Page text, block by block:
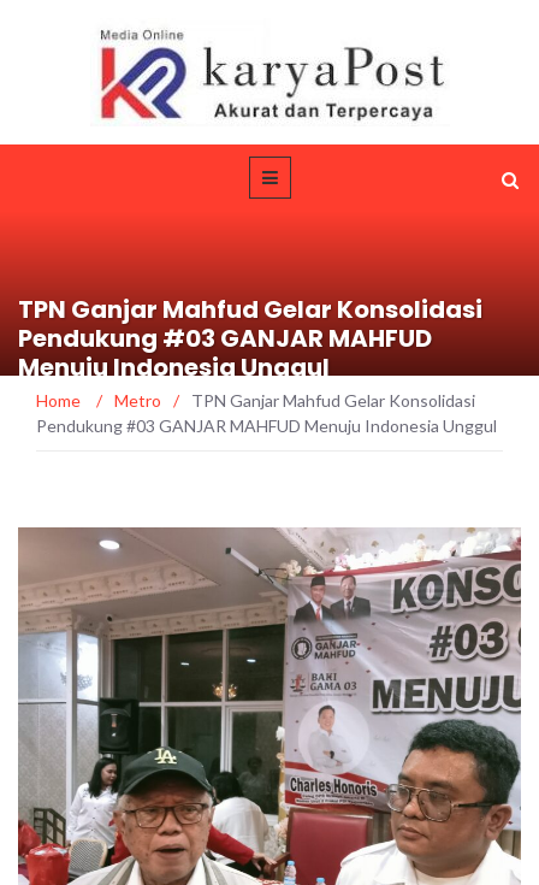
TPN Ganjar Mahfud Gelar Konsolidasi
Pendukung #03 GANJAR MAHFUD
Menuju Indonesia Unggul
Home / Metro /
TPN Ganjar Mahfud Gelar Konsolidasi
Pendukung #03 GANJAR MAHFUD Menuju Indonesia Unggul